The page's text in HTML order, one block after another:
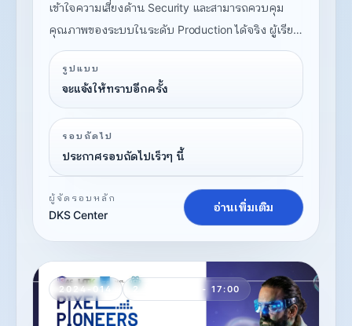
เข้าใจความเสี่ยงด้าน Security และสามารถควบคุม
คุณภาพของระบบในระดับ Production ได้จริง ผู้เรียน
จะได้เรียนรู้ผ่าน Workshop เป็นหลัก โดยครอบคลุม
ตั้งแต่การเขียน Prompt, การ generate code, การ
review และ debug ไปจนถึงการตรวจสอบช่องโหว่และ
ออกแบบ workflow ที่ปลอดภัย
รูปแบบ
จะแจ้งให้ทราบอีกครั้ง
รอบถัดไป
ประกาศรอบถัดไปเร็วๆ นี้
ผู้จัดรอบหลัก
DKS Center
อ่านเพิ่มเติม
2024-014 2 วัน, 09:00 - 17:00